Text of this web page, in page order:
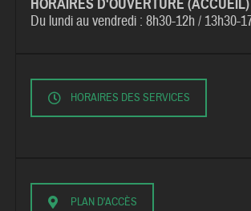
HORAIRES D'OUVERTURE (ACCUEIL)
Du lundi au vendredi :8h30-12h / 13h30-
HORAIRES DES SERVICES
PLAN D'ACCÈS